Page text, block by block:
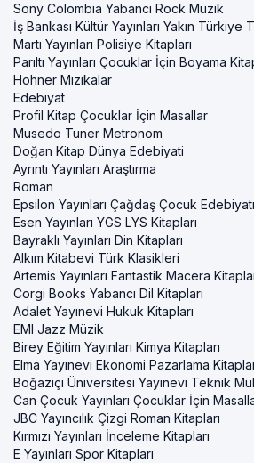
Sony Colombia Yabancı Rock Müzik
İş Bankası Kültür Yayınları Yakın Türkiye
Martı Yayınları Polisiye Kitapları
Parıltı Yayınları Çocuklar İçin Boyama
Hohner Mızıkalar
Edebiyat
Profil Kitap Çocuklar İçin Masallar
Musedo Tuner Metronom
Doğan Kitap Dünya Edebiyati
Ayrıntı Yayınları Araştırma
Roman
Epsilon Yayınları Çağdaş Çocuk Edebiyatı
Esen Yayınları YGS LYS Kitapları
Bayraklı Yayınları Din Kitapları
Alkım Kitabevi Türk Klasikleri
Artemis Yayınları Fantastik Macera
Corgi Books Yabancı Dil Kitapları
Adalet Yayınevi Hukuk Kitapları
EMI Jazz Müzik
Birey Eğitim Yayınları Kimya Kitapları
Elma Yayınevi Ekonomi Pazarlama
Boğaziçi Üniversitesi Yayınevi Teknik
Can Çocuk Yayınları Çocuklar İçin
JBC Yayıncılık Çizgi Roman Kitapları
Kırmızı Yayınları İnceleme Kitapları
E Yayınları Spor Kitapları